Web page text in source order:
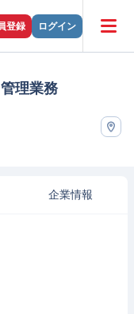
登録 ログイン
理業務
企業情報